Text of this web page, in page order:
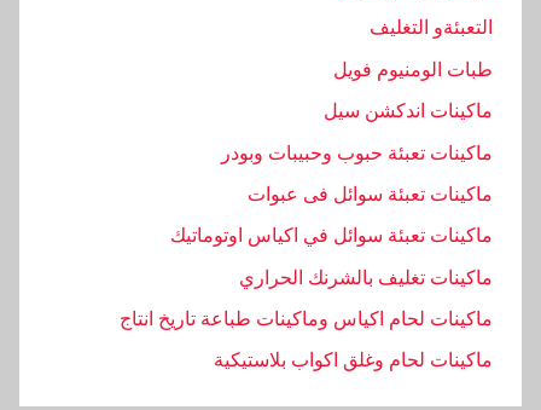
التعبئةو التغليف
طبات الومنيوم فويل
ماكينات اندكشن سيل
ماكينات تعبئة حبوب وحبيبات وبودر
ماكينات تعبئة سوائل فى عبوات
ماكينات تعبئة سوائل في اكياس اوتوماتيك
ماكينات تغليف بالشرنك الحراري
ماكينات لحام اكياس وماكينات طباعة تاريخ انتاج
ماكينات لحام وغلق اكواب بلاستيكية